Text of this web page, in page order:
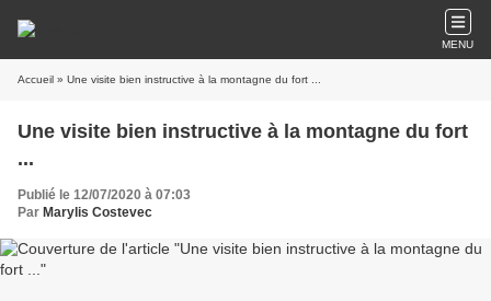
MENU
Accueil » Une visite bien instructive à la montagne du fort ...
Une visite bien instructive à la montagne du fort
...
Publié le 12/07/2020 à 07:03
Par Marylis Costevec